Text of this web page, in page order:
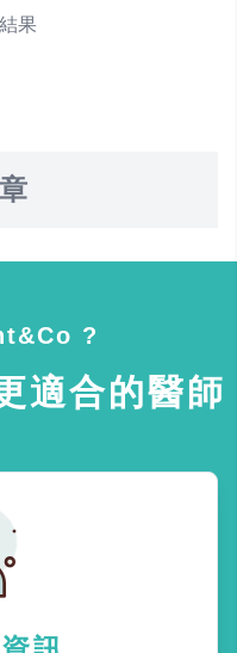
果
?
適合的醫師